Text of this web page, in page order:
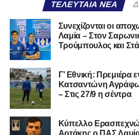
ΤΕΛΕΥΤΑΊΑ ΝΈΑ
Συνεχίζονται οι
Λαμία – Στον
Τρούμπουλος και
Γ’ Εθνική: Πρεμιέρα
Κατσαντώνη
– Στις 27/9 η σέντρα
Kύπελλο